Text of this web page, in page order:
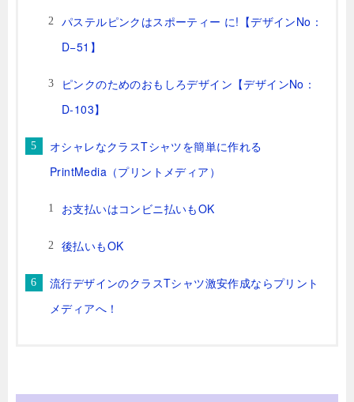
パステルピンクはスポーティー に!【デザインNo：
D−51】
ピンクのためのおもしろデザイン【デザインNo：
D-103】
オシャレなクラスTシャツを簡単に作れる
PrintMedia（プリントメディア）
お支払いはコンビニ払いもOK
後払いもOK
流行デザインのクラスTシャツ激安作成ならプリント
メディアへ！